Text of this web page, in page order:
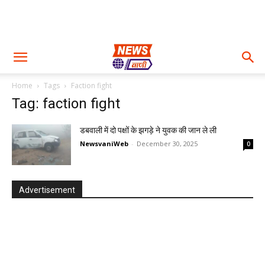
Home Tags Faction fight
Tag: faction fight
डबवाली में दो पक्षों के झगड़े ने युवक की जान ले ली
NewsvaniWeb - December 30, 2025 0
Advertisement